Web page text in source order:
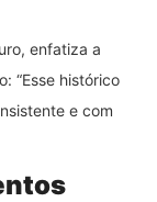
enfatiza a
“Esse histórico
e com